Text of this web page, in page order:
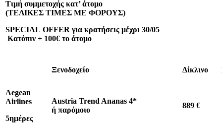
Τιμή συμμετοχής κατ’ άτομο
(ΤΕΛΙΚΕΣ ΤΙΜΕΣ ΜΕ ΦΟΡΟΥΣ)
SPECIAL OFFER για κρατήσεις μέχρι 30/05
Κατόπιν + 100€ το άτομο
Aegean
Airlines
5ημέρες
Ξενοδοχείο Δίκλινο
Austria Trend Ananas 4*
ή παρόμοιο
889 €